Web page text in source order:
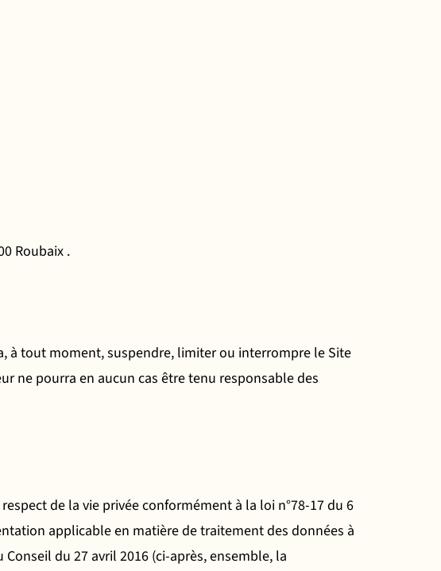
Roubaix .
à tout moment, suspendre, limiter ou interrompre le Site
ne pourra en aucun cas être tenu responsable des
de la vie privée conformément à la loi n°78-17 du 6
applicable en matière de traitement des données à
du 27 avril 2016 (ci-après, ensemble, la